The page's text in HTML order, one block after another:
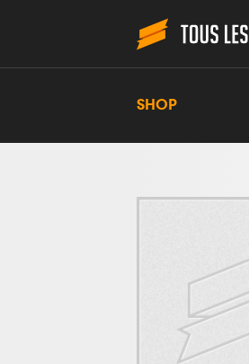
SHOP